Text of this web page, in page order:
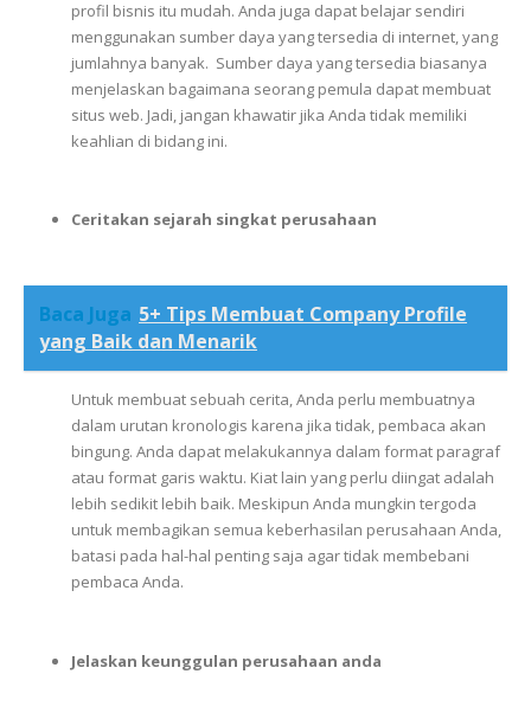
profil bisnis itu mudah. Anda juga dapat belajar sendiri
menggunakan sumber daya yangtersedia di internet,yang
jumlahnya banyak. Sumber daya yangtersedia biasanya
menjelaskan bagaimana seorang pemula dapat membuat
situs web. Jadi, jangan khawatir jika Anda tidak memiliki
keahlian di bidang ini.
Ceritakan sejarah singkat perusahaan
Baca Juga 5+ Tips Membuat Company Profile
yang Baik dan Menarik
Untuk membuat sebuah cerita,Anda perlu membuatnya
dalam urutan kronologis karena jika tidak, pembaca akan
bingung. Anda dapat melakukannya dalam format paragraf
atau format garis waktu. Kiat lain yang perlu diingat adalah
lebih sedikit lebih baik. Meskipun Anda mungkin tergoda
untuk membagikan semua keberhasilan perusahaan Anda,
batasi pada hal-hal penting saja agartidak membebani
pembaca Anda.
Jelaskan keunggulan perusahaan anda